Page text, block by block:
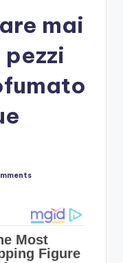
mai